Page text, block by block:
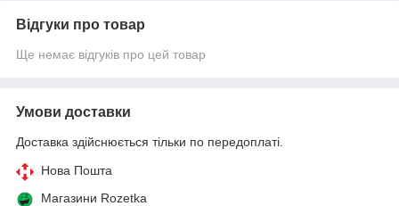
Відгуки про товар
Ще немає відгуків про цей товар
Умови доставки
Доставка здійснюється тільки по передоплаті.
Нова Пошта
Магазини Rozetka